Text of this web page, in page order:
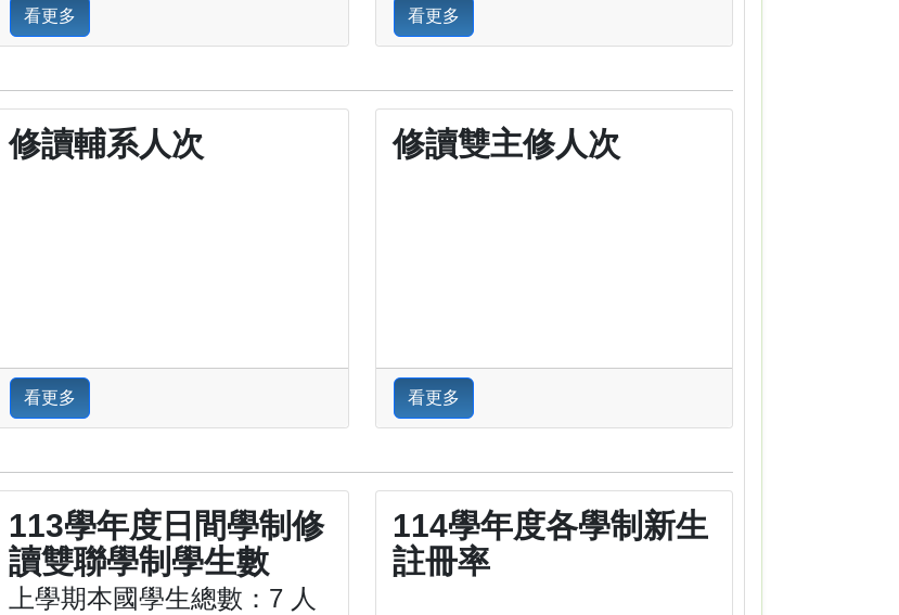
看更多 看更多
修讀輔系人次
看更多
修讀雙主修人次
看更多
113學年度日間學制修
讀雙聯學制學生數
上學期本國學生總數：7 人
114學年度各學制新生
註冊率